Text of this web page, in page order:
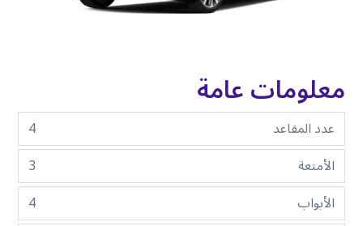
معلومات عامة
عدد المقاعد
4
الأمتعة
3
الأبواب
4